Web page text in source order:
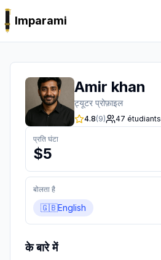
Imparami
Amir khan
ट्यूटर प्रोफ़ाइल
4.8(9) 47 étudiants
प्रति घंटा
$5
बोलता है
🇬🇧English
के बारे में